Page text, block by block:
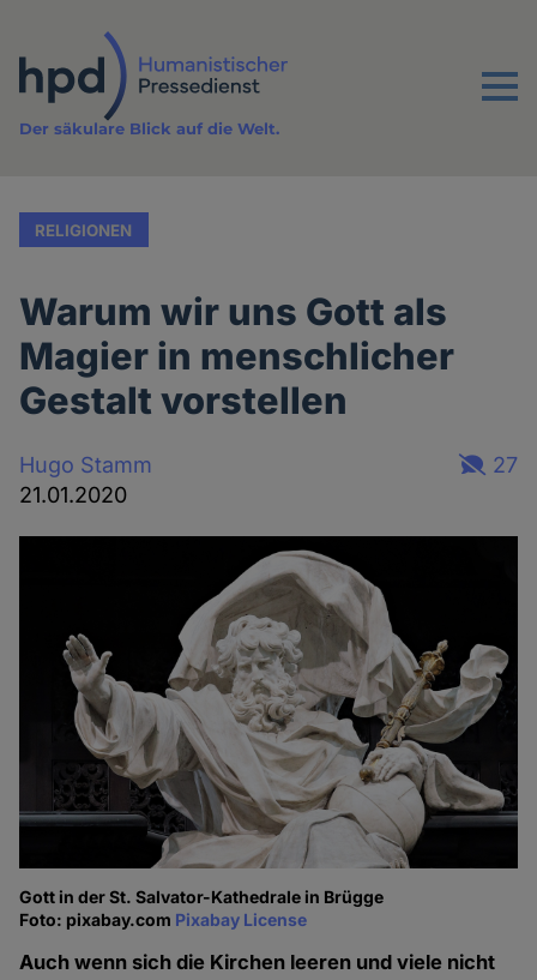
Inhalt
Menu
Der säkulare Blick auf die Welt.
RELIGIONEN
Warum wir uns Gott als
Magier in menschlicher
Gestalt vorstellen
Hugo Stamm
21.01.2020
27
Gott in der St. Salvator-Kathedrale in Brügge
Foto: pixabay.com Pixabay License
Auch wenn sich die Kirchen leeren und viele nicht